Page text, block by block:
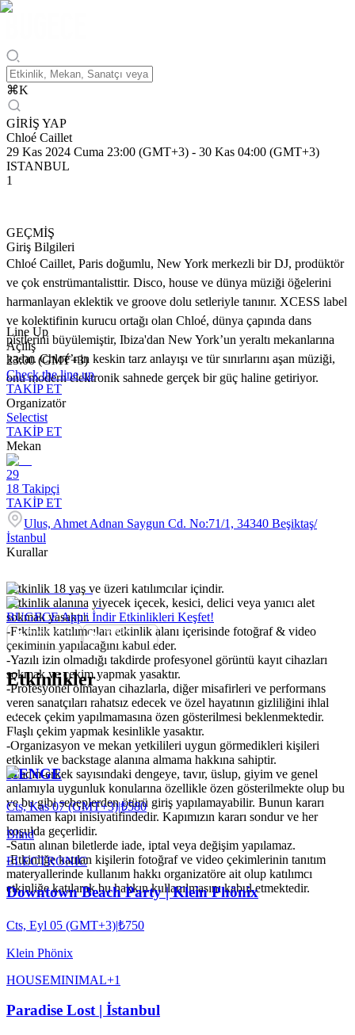
⌘K
GİRİŞ YAP
Chloé Caillet
29 Kas 2024 Cuma 23:00 (GMT+3) - 30 Kas 04:00 (GMT+3)
ISTANBUL
1
GEÇMİŞ
Giriş Bilgileri
Chloé Caillet, Paris doğumlu, New York merkezli bir DJ, prodüktör
ve çok enstrümantalisttir. Disco, house ve dünya müziği öğelerini
harmanlayan eklektik ve groove dolu setleriyle tanınır. XCESS label
ve kolektifinin kurucu ortağı olan Chloé, dünya çapında dans
pistlerini büyülemiştir, Ibiza'dan New York’un yeraltı mekanlarına
kadar. Chloé’nin keskin tarz anlayışı ve tür sınırlarını aşan müziği,
onu modern elektronik sahnede gerçek bir güç haline getiriyor.
Line Up
Açılış
23:00 (GMT+3)
Check the line up
TAKİP ET
Organizatör
Selectist
TAKİP ET
Mekan
29
18 Takipçi
TAKİP ET
Ulus, Ahmet Adnan Saygun Cd. No:71/1, 34340 Beşiktaş/
İstanbul
Kurallar
-Etkinlik 18 yaş ve üzeri katılımcılar içindir.
-Etkinlik alanına yiyecek içecek, kesici, delici veya yanıcı alet
sokmak yasaktır.
-Etkinlik katılımcıları etkinlik alanı içerisinde fotoğraf & video
çekiminin yapılacağını kabul eder.
-Yazılı izin olmadığı takdirde profesyonel görüntü kayıt cihazları
sokmak ve çekim yapmak yasaktır.
-Profesyonel olmayan cihazlarla, diğer misafirleri ve performans
veren sanatçıları rahatsız edecek ve özel hayatının gizliliğini ihlal
edecek çekim yapılmamasına özen gösterilmesi beklenmektedir.
Flaşlı çekim yapmak kesinlikle yasaktır.
-Organizasyon ve mekan yetkilileri uygun görmedikleri kişileri
etkinlik ve backstage alanına almama hakkına sahiptir.
-Kadın-erkek sayısındaki dengeye, tavır, üslup, giyim ve genel
anlamıyla uygunluk konularına özellikle özen gösterilmekte olup bu
ve bu gibi sebeplerden ötürü giriş yapılamayabilir. Bunun kararı
tamamen kapı inisiyatifindedir. Kapımızın kararı sondur ve her
koşulda geçerlidir.
-Satın alınan biletlerde iade, iptal veya değişim yapılamaz.
-Etkinliğe katılan kişilerin fotoğraf ve video çekimlerinin tanıtım
materyallerinde kullanım hakkı organizatöre ait olup katılımcı
etkinliğe katılarak bu hakkın kullanılmasını kabul etmektedir.
BUGECE App'i İndir Etkinlikleri Keşfet!
Etkinlikler
HENGE
Cts, Kas 07 (GMT+3)|₺580
Blind
ELECTRONIC
Downtown Beach Party | Klein Phönix
Cts, Eyl 05 (GMT+3)|₺750
Klein Phönix
HOUSEMINIMAL+1
Paradise Lost | İstanbul